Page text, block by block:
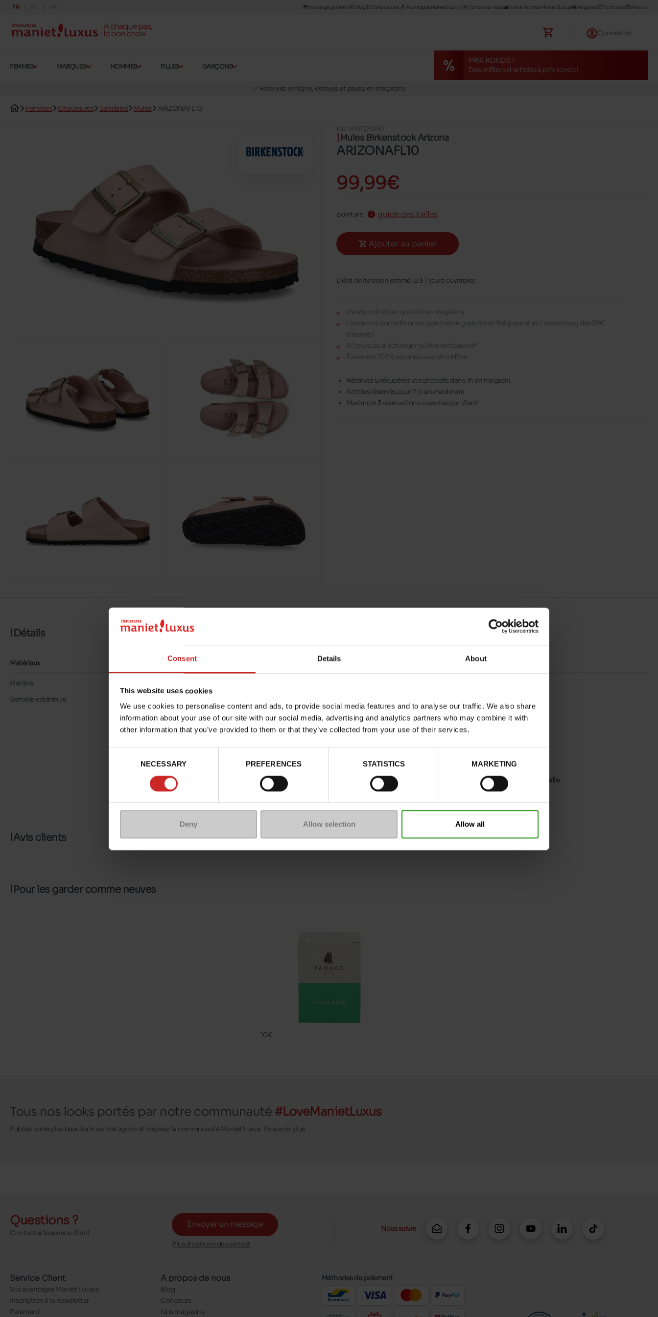
Consent Details About
This website uses cookies
We use cookies to personalise content and ads, to provide social media features and to analyse our traffic. We also share
information about your use of our site with our social media, advertising and analytics partners who may combine it with
other information that you’ve provided to them or that they’ve collected from your use of their services.
NECESSARY PREFERENCES STATISTICS MARKETING
Deny Allow selection Allow all
🌍 Nos engagements📰​ Blog🎁 Carte cadeau🔝 Avantages Maniet ! Luxus✉️ Contactez-nous💼Travailler chez Maniet ! Luxus🏪 Magasins🏆 Concours🔙 Retours
FR NL EN
Connexion
FEMMES MARQUES HOMMES FILLES GARÇONS
PRIX RONDS !
Des milliers d'articles à prix ronds !
✅ Réservez en ligne, essayez et payez en magasins
🔁 retours valables pendant 30 jours
🚛 Livraison gratuite en magasins
Femmes Chaussures Sandales Mules ARIZONAFL10
#ID 16107270067
Mules Birkenstock Arizona
ARIZONAFL10
99,99€
pointure guide des tailles
Ajouter au panier
Délai de livraison estimé : 2 à 7 jours ouvrables
Livraison & retour gratuits en magasins
Livraison à domicile ou en point relais gratuite en Belgique et au Luxembourg dés 39€
d'achats
30 jours pour échanger ou être remboursé*
Paiement 100% sécurisé avec Worldline
Réservez & récupérez vos produits dans 1h en magasin
Articles réservés pour 7 jours maximum
Maximum 3 réservations ouvertes par client
Détails
Matériaux
Matière
Semelle extérieure
Caractéristiques
Waterproof
Non
Semelle amovible
non
Chrome
Sans
0cm
Conseil taille
Prenez votre pointure habituelle
Avis clients
Pour les garder comme neuves
10€
Tous nos looks portés par notre communauté #LoveManietLuxus
Publiez votre plus beau look sur Instagram et inspirez la communauté Maniet!Luxus. En savoir plus